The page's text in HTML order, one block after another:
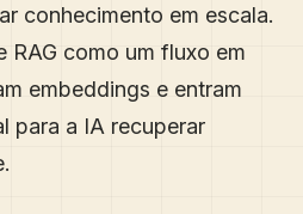
conhecimento em escala.
RAG como um fluxo em
embeddings e entram
para a IA recuperar